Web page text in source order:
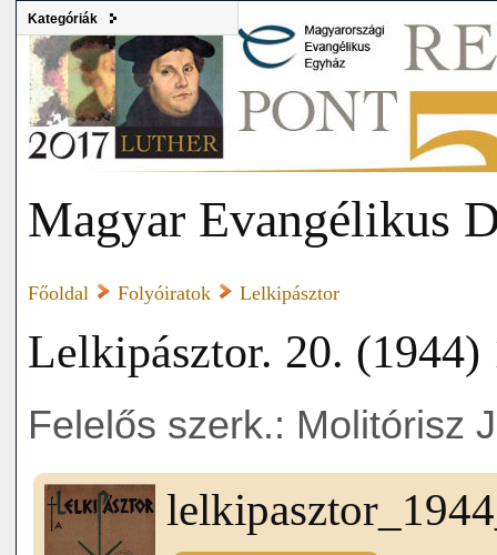
Kategóriák
Magyar Evangélikus
Főoldal Folyóiratok Lelkipásztor
Lelkipásztor. 20. (1944)
Felelős szerk.: Molitórisz